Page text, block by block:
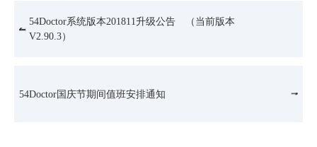
54Doctor系统版本201811升级公告 （当前版本
V2.90.3）
54Doctor国庆节期间值班安排通知